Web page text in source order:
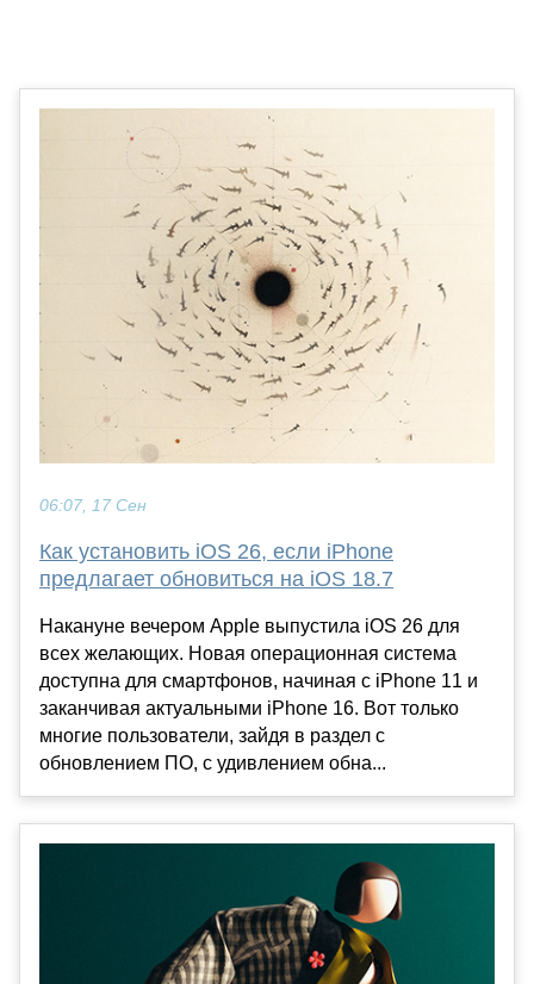
06:07, 17 Сен
Как установить iOS 26, если iPhone
предлагает обновиться на iOS 18.7
Накануне вечером Apple выпустила iOS 26 для
всех желающих. Новая операционная система
доступна для смартфонов, начиная с iPhone 11 и
заканчивая актуальными iPhone 16. Вот только
многие пользователи, зайдя в раздел с
обновлением ПО, с удивлением обна...